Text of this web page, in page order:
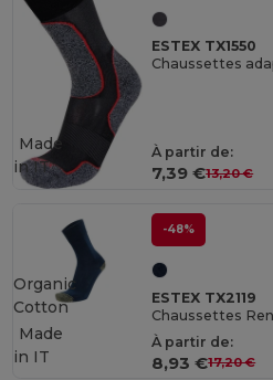
ESTEX TX1550
Chaussettes
À partir de:
7,39 €13,20 €
Made
in IT
-48%
ESTEX TX2119
Chaussettes
À partir de:
8,93 €17,20 €
Organic
Cotton
Made
in IT